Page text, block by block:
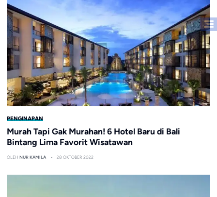
PENGINAPAN
Murah Tapi Gak Murahan! 6 Hotel Baru di Bali
Bintang Lima Favorit Wisatawan
OLEH NUR KAMILA 28 OKTOBER 2022